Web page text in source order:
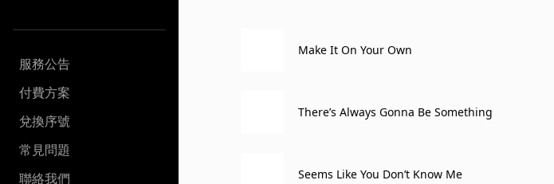
服務公告
付費方案
兌換序號
常見問題
聯絡我們
Make It On Your Own
There’s Always Gonna Be Something
Seems Like You Don’t Know Me